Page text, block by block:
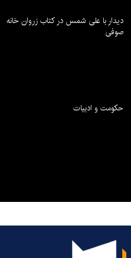
دیدار با علی شمس در کتاب زروان خانه
صوفی
حکومت و ادبیات